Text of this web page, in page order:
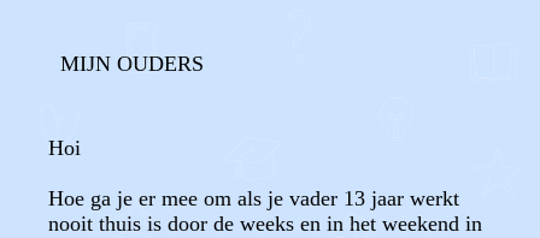
MIJN OUDERS
Hoi
Hoe ga je er mee om als je vader 13 jaar werkt
nooit thuis is door de weeks en in het weekend in